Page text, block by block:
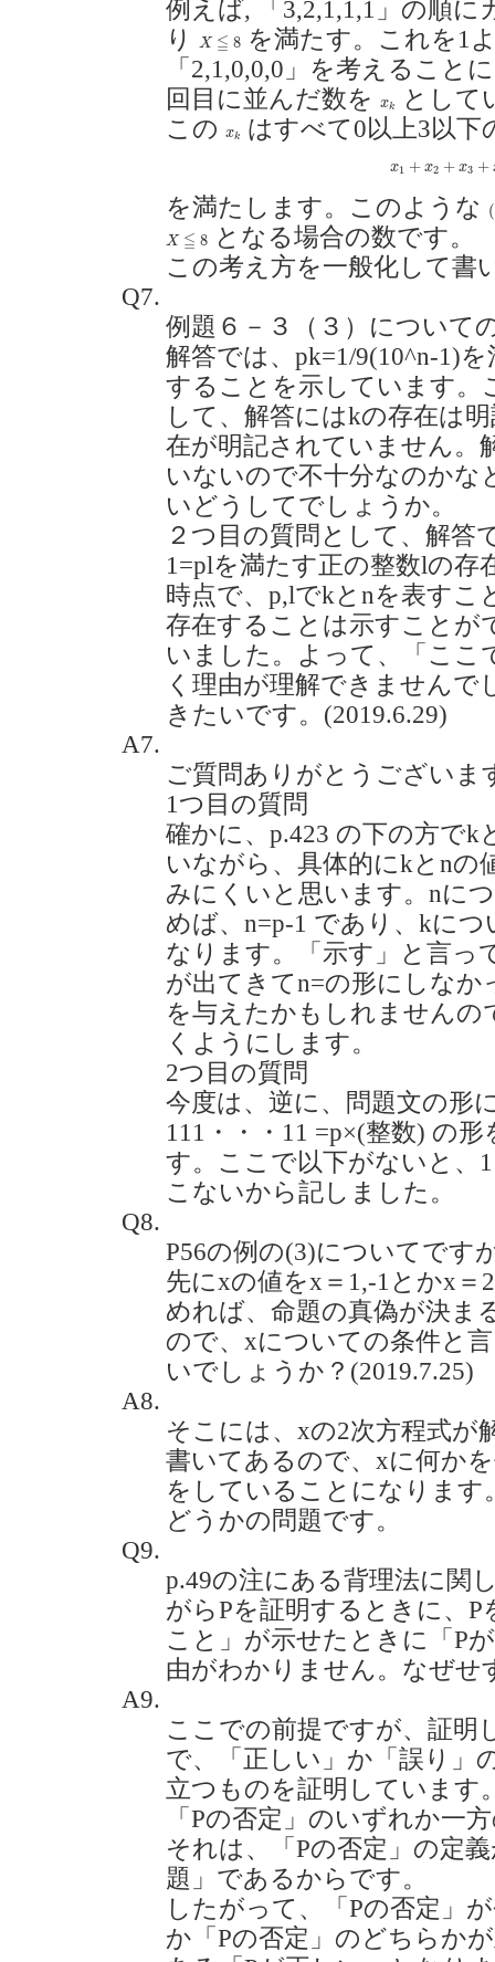
例えば, 「3,2,1,1,1」の順に
り
X ≦ 8
X≦8
を満たす。これを1
「2,1,0,0,0」を考えること
回目に並んだ数を
xk
xk
として
この
xk
xk はすべて0以上3以下
x1 + x2 + x3 +
1+ 2 +x +
を満たします。このような ((
X ≦ 8
X≦8
となる場合の数です。
この考え方を一般化して書
Q7.
例題６－３（３）について
解答では、pk=1/9(10^n-1)
することを示しています。
して、解答にはkの存在は
在が明記されていません。
いないので不十分なのかな
いどうしてでしょうか。
２つ目の質問として、解答
1=plを満たす正の整数lの
時点で、p,lでkとnを表すこ
存在することは示すことが
いました。よって、「ここ
く理由が理解できませんで
きたいです。(2019.6.29)
A7.
ご質問ありがとうございま
1つ目の質問
確かに、p.423 の下の方でk
いながら、具体的にkとnの
みにくいと思います。nに
めば、n=p-1 であり、kに
なります。「示す」と言っ
が出てきてn=の形にしなか
を与えたかもしれませんの
くようにします。
2つ目の質問
今度は、逆に、問題文の形
111・・・11 =p×(整数) の
す。ここで以下がないと、
こないから記しました。
Q8.
P56の例の(3)についてです
先にxの値をx＝1,-1とかx＝
めれば、命題の真偽が決ま
ので、xについての条件と
いでしょうか？(2019.7.25)
A8.
そこには、xの2次方程式が
書いてあるので、xに何か
をしていることになりま
どうかの問題です。
Q9.
p.49の注にある背理法に関
がらPを証明するときに、
こと」が示せたときに「P
由がわかりません。なぜせ
A9.
ここでの前提ですが、証明
で、「正しい」か「誤り」
立つものを証明しています
「Pの否定」のいずれか一
それは、「Pの否定」の定
題」であるからです。
したがって、「Pの否定」
か「Pの否定」のどちらか